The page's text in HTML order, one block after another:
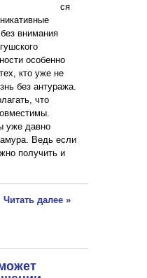
ся
внимания
особенно
кто уже не
без антуража.
что
уже давно
Ведь если
получить и
Читать далее »